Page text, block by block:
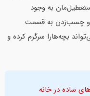
به وجود
و چسب‌زدن به قسمت
بچه‌هارا سرگرم کرده و
ساده در خانه